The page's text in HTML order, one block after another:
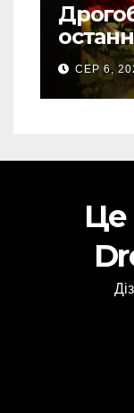
свого
СЕР 6,
Це